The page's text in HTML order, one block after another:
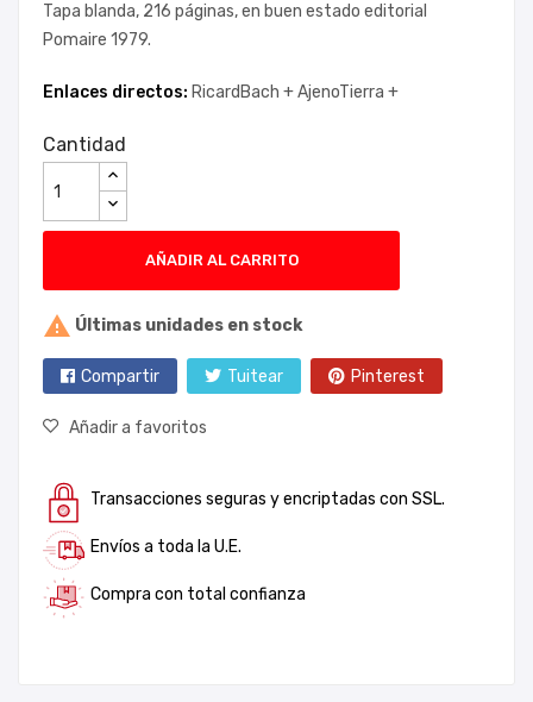
Tapa blanda, 216 páginas, en buen estado editorial
Pomaire 1979.
Enlaces directos: RicardBach +AjenoTierra +
Cantidad
AÑADIR AL CARRITO
 Últimas unidades en stock
Compartir Tuitear Pinterest
Añadir a favoritos
Transacciones seguras y encriptadas con SSL.
Envíos a toda la U.E.
Compra con total confianza